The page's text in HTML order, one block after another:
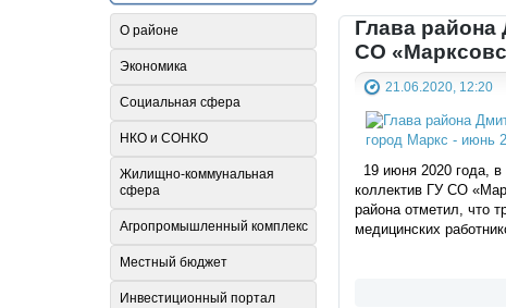
Глава
СО
21.06.2020, 12:20
19 июня 2020 года,
коллектив ГУ СО
района отметил, что
медицинских
О районе
Экономика
Социальная сфера
НКО и СОНКО
Жилищно-коммунальная
сфера
Агропромышленный комплекс
Местный бюджет
Инвестиционный портал